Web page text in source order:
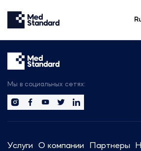
Мы в социальных сетях:
Услуги О компании Партнеры